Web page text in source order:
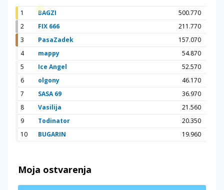
1 BAGZI
500.770
2
FIX 666
211.770
3
PasaZadek
157.070
4
mappy
54.870
5
Ice Angel
52.570
6
olgony
46.170
7
SASA 69
36.970
8
Vasilija
21.560
9
Todinator
20.350
10
BUGARIN 19.960
Moja ostvarenja